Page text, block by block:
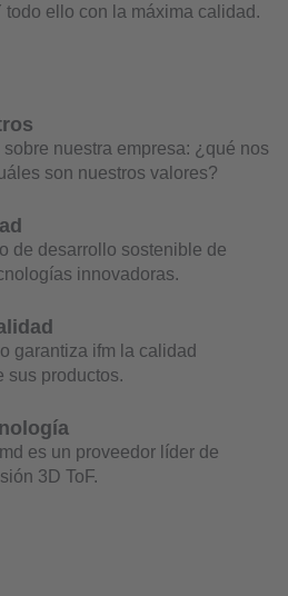
ello con la máxima calidad.
sobre nuestra empresa: ¿qué nos
son nuestros valores?
de desarrollo sostenible de
innovadoras.
garantiza ifm la calidad
sus productos.
es un proveedor líder de
3D ToF.